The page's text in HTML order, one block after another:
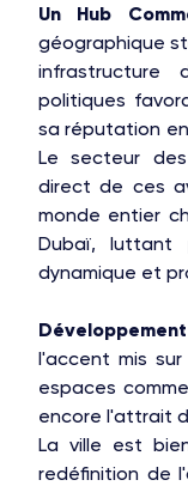
Un Hub
géographique
politiques
sa réputation
Le secteur
direct de ces
monde entier
Dubaï, luttant
dynamique et
l'accent mis
espaces
encore l'attrait
La ville est
redéfinition de